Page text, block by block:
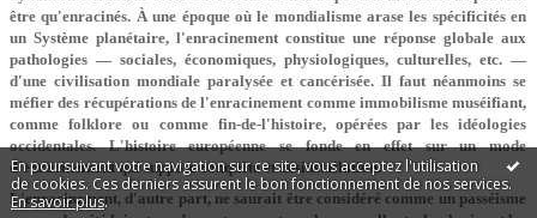
En poursuivant votre navigation sur ce site, vous acceptez l'utilisation
de cookies. Ces derniers assurent le bon fonctionnement de nos services.
En savoir plus.
être qu'enracinés. À une époque où le mondialisme arase les spécificités en
un Système planétaire, l'enracinement constitue une réponse globale aux
pathologies — sociales, économiques, physiologiques, culturelles, etc. —
d'une civilisation mondiale paralysée et cancérisée. Il faut néanmoins se
méfier des récupérations de l'enracinement comme immobilisme muséifiant,
comme folklore ou comme fin-de-l'histoire, opérées par les idéologies
occidentales. L'histoire européenne se fonde en effet sur un mode
d'enracinement qui suppose conquête et désinstallation.
L'enracinement, d'autre part, ne saurait être considéré comme un passéisme